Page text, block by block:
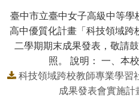
臺中市立臺中女子高級中等
高中優質化計畫「科技領域
二學期期末成果發表，敬請
照。 說明： 一、本
科技領域跨校教師專業學習
成果發表會實施計